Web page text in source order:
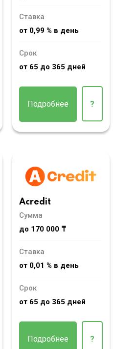
Ставка
от 0,99 % в день
Срок
от 65 до 365 дней
Подробнее ?
Acredit
Сумма
до 170 000 ₸
Ставка
от 0,01 % в день
Срок
от 65 до 365 дней
Подробнее ?